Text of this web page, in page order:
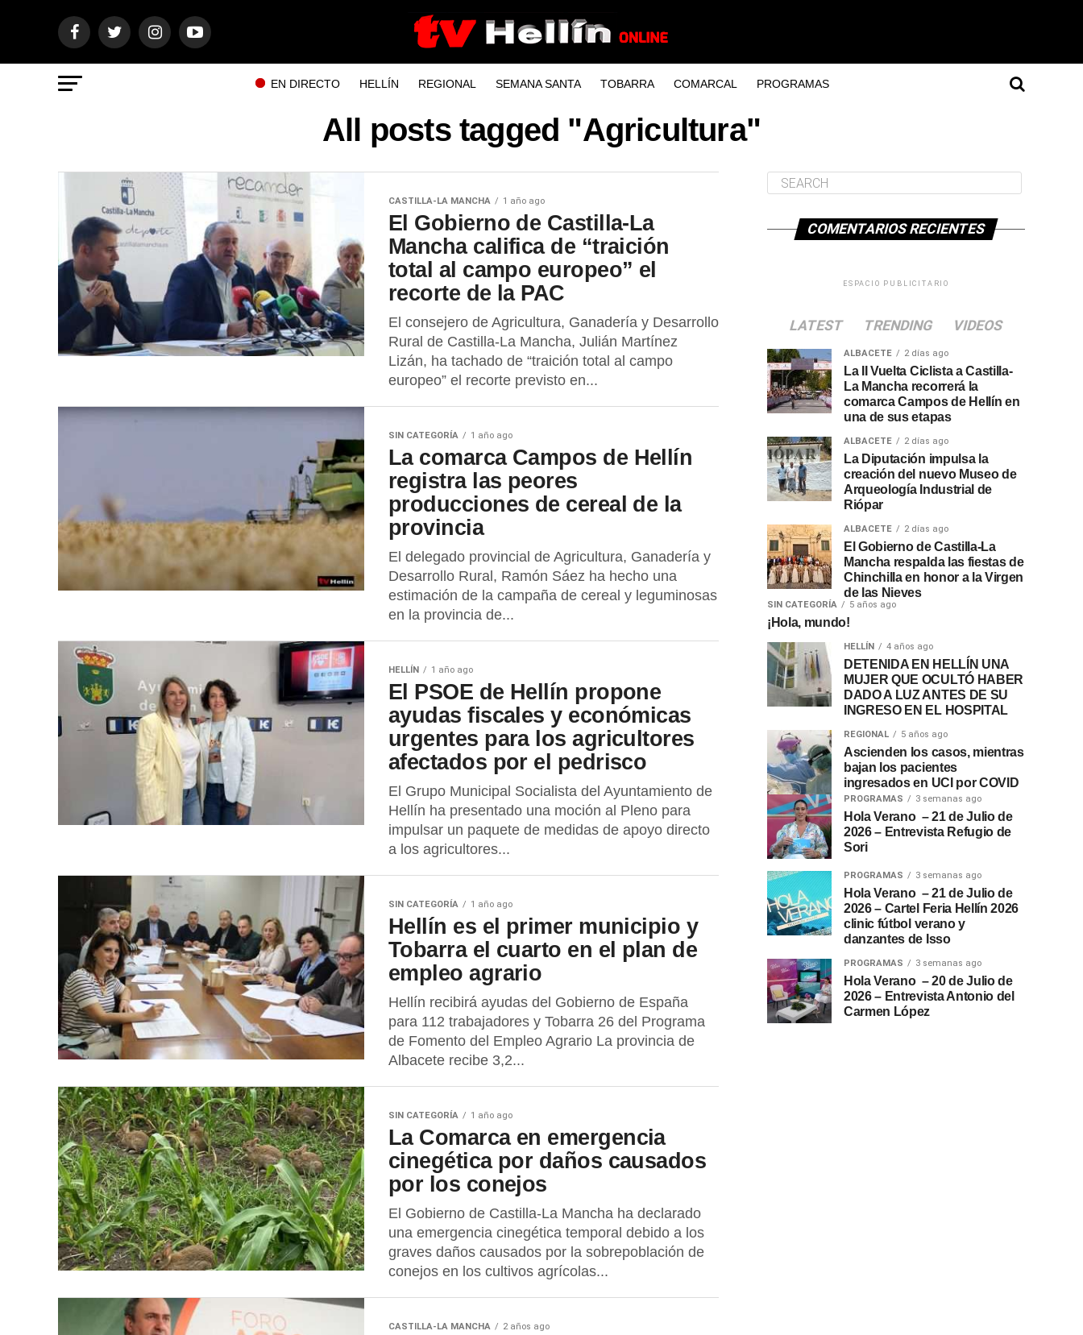
EN DIRECTO HELLÍN REGIONAL SEMANA SANTA TOBARRA COMARCAL PROGRAMAS
All posts tagged "Agricultura"
CASTILLA-LA MANCHA 1 año ago
El Gobierno de Castilla-La
Mancha califica de “traición
total al campo europeo” el
recorte de la PAC
El consejero de Agricultura, Ganadería y Desarrollo
Rural de Castilla-La Mancha, Julián Martínez
Lizán, ha tachado de “traición total al campo
europeo” el recorte previsto en...
SIN CATEGORÍA 1 año ago
La comarca Campos de Hellín
registra las peores
producciones de cereal de la
provincia
El delegado provincial de Agricultura, Ganadería y
Desarrollo Rural, Ramón Sáez ha hecho una
estimación de la campaña de cereal y leguminosas
en la provincia de...
HELLÍN 1 año ago
El PSOE de Hellín propone
ayudas fiscales y económicas
urgentes para los agricultores
afectados por el pedrisco
El Grupo Municipal Socialista del Ayuntamiento de
Hellín ha presentado una moción al Pleno para
impulsar un paquete de medidas de apoyo directo
a los agricultores...
SIN CATEGORÍA 1 año ago
Hellín es el primer municipio y
Tobarra el cuarto en el plan de
empleo agrario
Hellín recibirá ayudas del Gobierno de España
para 112 trabajadores y Tobarra 26 del Programa
de Fomento del Empleo Agrario La provincia de
Albacete recibe 3,2...
SIN CATEGORÍA 1 año ago
La Comarca en emergencia
cinegética por daños causados
por los conejos
El Gobierno de Castilla-La Mancha ha declarado
una emergencia cinegética temporal debido a los
graves daños causados por la sobrepoblación de
conejos en los cultivos agrícolas...
CASTILLA-LA MANCHA 2 años ago
COMENTARIOS RECIENTES
ESPACIO PUBLICITARIO
LATEST TRENDING VIDEOS
ALBACETE 2 días ago
La II Vuelta Ciclista a Castilla-
La Mancha recorrerá la
comarca Campos de Hellín en
una de sus etapas
ALBACETE 2 días ago
La Diputación impulsa la
creación del nuevo Museo de
Arqueología Industrial de
Riópar
ALBACETE 2 días ago
El Gobierno de Castilla-La
Mancha respalda las fiestas de
Chinchilla en honor a la Virgen
de las Nieves
SIN CATEGORÍA 5 años ago
¡Hola, mundo!
HELLÍN 4 años ago
DETENIDA EN HELLÍN UNA
MUJER QUE OCULTÓ HABER
DADO A LUZ ANTES DE SU
INGRESO EN EL HOSPITAL
REGIONAL 5 años ago
Ascienden los casos, mientras
bajan los pacientes
ingresados en UCI por COVID
PROGRAMAS 3 semanas ago
Hola Verano – 21 de Julio de
2026 – Entrevista Refugio de
Sori
PROGRAMAS 3 semanas ago
Hola Verano – 21 de Julio de
2026 – Cartel Feria Hellín 2026
clinic fútbol verano y
danzantes de Isso
PROGRAMAS 3 semanas ago
Hola Verano – 20 de Julio de
2026 – Entrevista Antonio del
Carmen López